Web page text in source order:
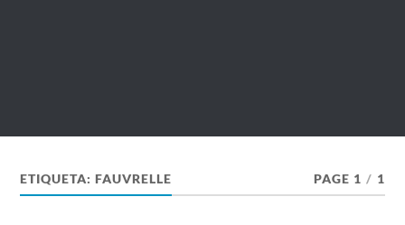
ETIQUETA:FAUVRELLE PAGE 1 / 1